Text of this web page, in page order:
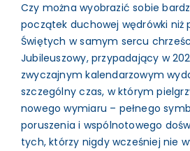
Czy można wyobrazić sobie
początek duchowej wędrówki niż
Świętych w samym sercu
Jubileuszowy, przypadający w
zwyczajnym kalendarzowym
szczególny czas, w którym
nowego wymiaru – pełnego
poruszenia i wspólnotowego
tych, którzy nigdy wcześniej nie